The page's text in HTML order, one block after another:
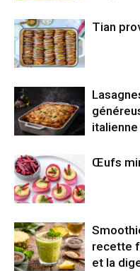
Tian
italienne
Œufs
recette
et la